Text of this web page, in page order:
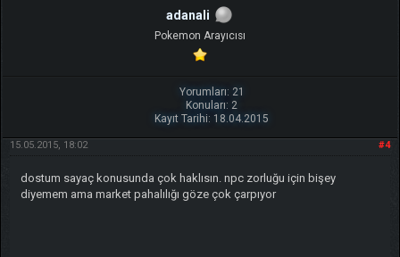
adanali
Pokemon Arayıcısı
Yorumları: 21
Konuları: 2
Kayıt Tarihi: 18.04.2015
#4
15.05.2015, 18:02
dostum sayaç konusunda çok haklısın. npc zorluğu için bişey
diyemem ama market pahalılığı göze çok çarpıyor